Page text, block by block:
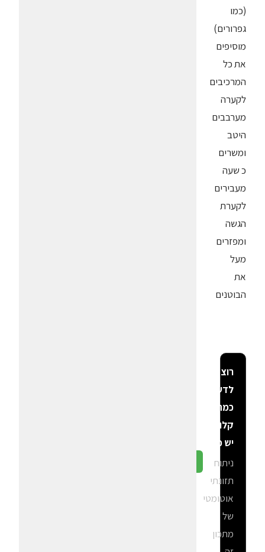
(כמו
גפרורים)
מוסיפים
את כל
המרכיבים
לקערה
מערבבים
היטב
ומשרים
כ שעה
מעבירים
לקערת
הגשה
ומפזרים
מעל
את
הבוטנים
רוצה
לדעת
כמה
קלוריות
יש פה?
ניתוח
תזונתי
אוטומטי
של
מתכון